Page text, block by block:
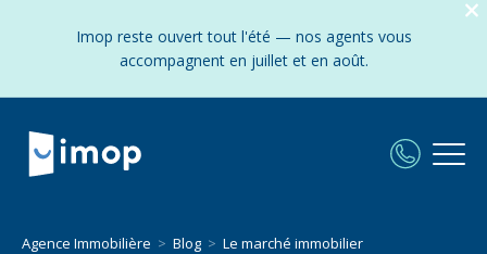
Imop reste ouvert tout l'été — nos agents vous
accompagnent en juillet et en août.
Agence Immobilière Blog
Le marché immobilier